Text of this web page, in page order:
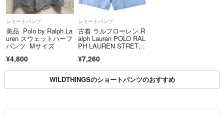
ショートパンツ
美品 Polo by Ralph La
uren スウェットハーフ
パンツ Mサイズ
¥4,800
ショートパンツ
古着 ラルフローレン R
alph Lauren POLO RAL
PH LAUREN STRETC
ショーツ ショートパン
ツ メンズw38相当/eaa
669464
¥7,260
WILDTHINGSのショートパンツのおすすめ